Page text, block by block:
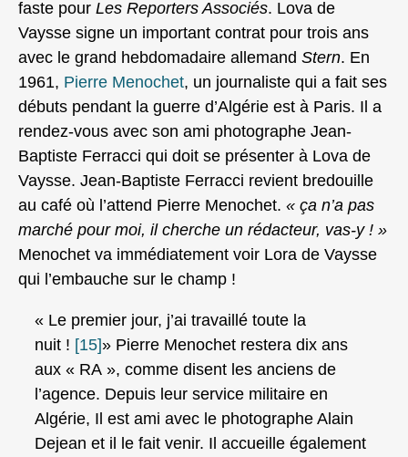
faste pour Les Reporters Associés. Lova de
Vaysse signe un important contrat pour trois ans
avec le grand hebdomadaire allemand Stern. En
1961, Pierre Menochet, un journaliste qui a fait ses
débuts pendant la guerre d’Algérie est à Paris. Il a
rendez-vous avec son ami photographe Jean-
Baptiste Ferracci qui doit se présenter à Lova de
Vaysse. Jean-Baptiste Ferracci revient bredouille
au café où l’attend Pierre Menochet. « ça n’a pas
marché pour moi, il cherche un rédacteur, vas-y ! »
Menochet va immédiatement voir Lora de Vaysse
qui l’embauche sur le champ !
« Le premier jour, j’ai travaillé toute la
nuit ! [15]» Pierre Menochet restera dix ans
aux « RA », comme disent les anciens de
l’agence. Depuis leur service militaire en
Algérie, Il est ami avec le photographe Alain
Dejean et il le fait venir. Il accueille également